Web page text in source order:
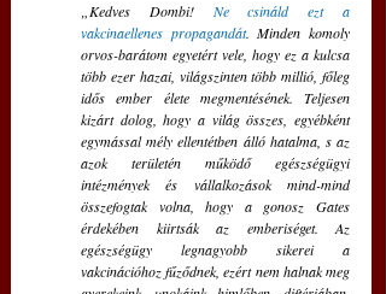
„Kedves Dombi! Ne csináld ezt a
vakcinaellenes propagandát. Minden komoly
orvos-barátom egyetért vele, hogy ez a kulcsa
több ezer hazai, világszinten több millió, főleg
idős ember élete megmentésének. Teljesen
kizárt dolog, hogy a világ összes, egyébként
egymással mély ellentétben álló hatalma, s az
azok területén működő egészségügyi
intézmények és vállalkozások mind-mind
összefogtak volna, hogy a gonosz Gates
érdekében kiirtsák az emberiséget. Az
egészségügy legnagyobb sikerei a
vakcinációhoz fűződnek, ezért nem halnak meg